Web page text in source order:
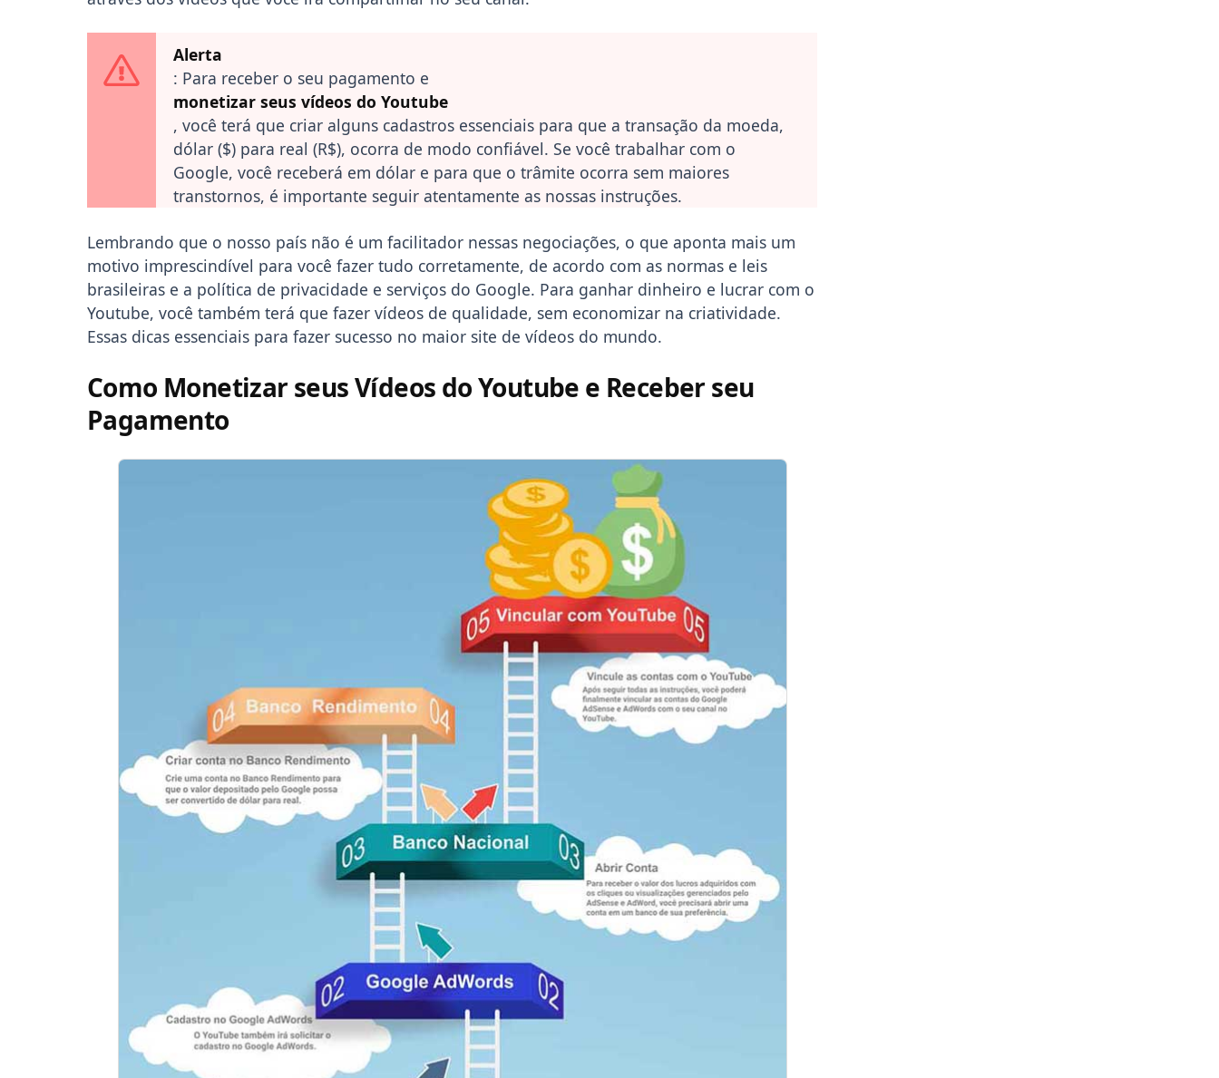
Alerta
: Para receber o seu pagamento e
monetizar seus vídeos do Youtube
, você terá que criar alguns cadastros essenciais para que a transação da moeda,
dólar ($) para real (R$), ocorra de modo confiável. Se você trabalhar com o
Google, você receberá em dólar e para que o trâmite ocorra sem maiores
transtornos, é importante seguir atentamente as nossas instruções.
Lembrando que o nosso país não é um facilitador nessas negociações, o que aponta mais um
motivo imprescindível para você fazer tudo corretamente, de acordo com as normas e leis
brasileiras e a política de privacidade e serviços do Google. Para ganhar dinheiro e lucrar com o
Youtube, você também terá que fazer vídeos de qualidade, sem economizar na criatividade.
Essas dicas essenciais para fazer sucesso no maior site de vídeos do mundo.
Como Monetizar seus Vídeos do Youtube e Receber seu
Pagamento